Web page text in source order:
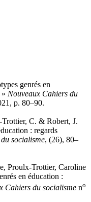
genrés en
Nouveaux Cahiers du
p. 80–90.
C. & Robert, J.
: regards
socialisme, (26), 80–
Proulx-Trottier, Caroline
en éducation :
Cahiers du socialisme no